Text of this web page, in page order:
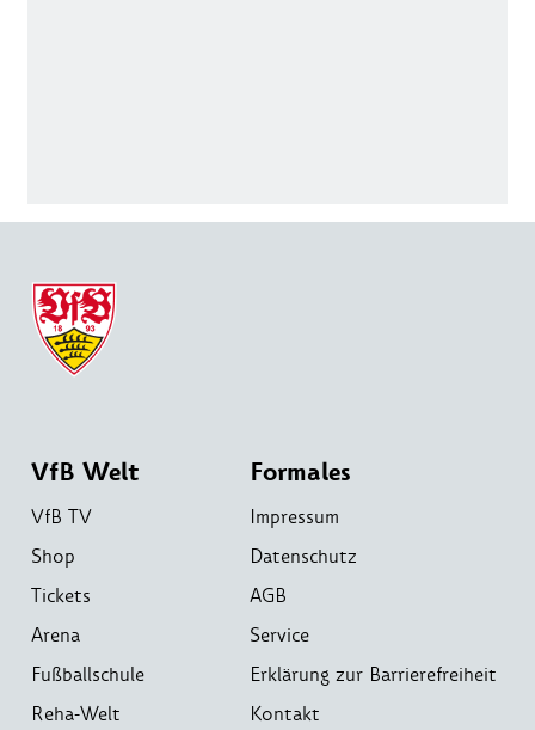
VfB Welt
VfB TV
Shop
Tickets
Arena
Fußballschule
Reha-Welt
Formales
Impressum
Datenschutz
AGB
Service
Erklärung zur Barrierefreiheit
Kontakt